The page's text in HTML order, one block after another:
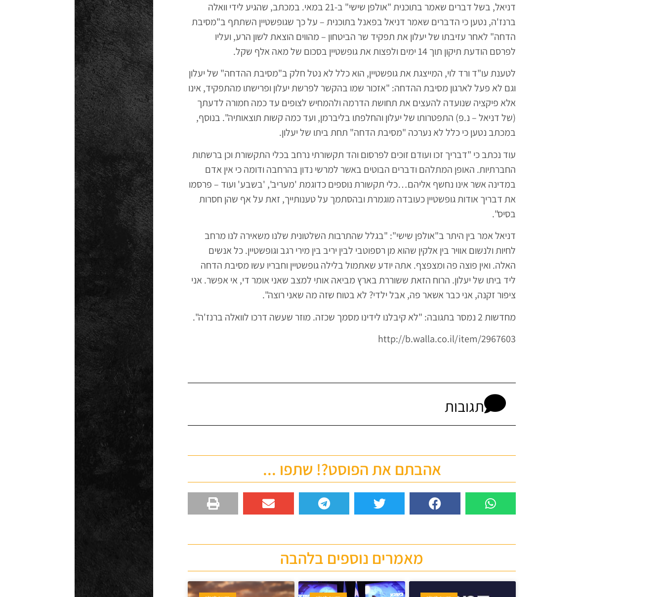
דניאל, בשל דברים שאמר בתוכנית "אולפן שישי" ב-21 במאי. במכתב, שהגיע לידי וואלה
ברנז'ה, נטען כי הדברים שאמר דניאל בפאנל בתוכנית – על כך שגופשטיין השתתף ב"מסיבת
הדחה" לאחר עזיבתו של יעלון את תפקיד שר הביטחון – מהווים הוצאת לשון הרע, ועליו
לפרסם הודעת תיקון תוך 14 ימים ולפצות את גופשטיין בסכום של מאה אלף שקל.
לטענת עו"ד ורד לוי, המייצגת את גופשטיין, הוא כלל לא נטל חלק ב"מסיבת ההדחה" של יעלון
וגם לא פעל לארגון מסיבת ההדחה: "אזכור שמו בהקשר לפרשת יעלון ופרישתו מהתפקיד, אינו
אלא פיקציה שנועדה להעצים את תחושת הדרמה ולהמחיש לצופים עד כמה חמורה לדעתך
(של דניאל – נ.פ) התפטרותו של יעלון והחלפתו בליברמן, ועד כמה קשות תוצאותיה". בנוסף,
במכתב נטען כי כלל לא נערכה "מסיבת הדחה" תחת ביתו של יעלון.
עוד נכתב כי "דבריך זכו ועודם זוכים לפרסום והד תקשורתי נרחב בכלי התקשורת וכן ברשתות
החברתיות. האופן המתלהם ודברים הבוטים באשר למרשי נדון בהרחבה ודומה כי אין אדם
במדינה אשר אינו נחשף אליהם…כלי תקשורת נוספים כדוגמת 'מעריב', 'בשבע' ועוד – פרסמו
את דבריך אודות גופשטיין כעובדה מוגמרת ובהסתמך על טענותייך, זאת על אף שהן חסרות
בסיס".
דניאל אמר בין היתר ב"אולפן שישי": "בגלל שהתרבות השלטונית שלנו משאירה לנו מרחב
לחיות ולנשום אוויר בין אלקין שהוא מן רספוטבי לבין יריב בין מירי רגב וגופשטיין. כל אנשים
האלה. ואין פוצה פה ומצפצף. אתה יודע שאתמול בלילה גופשטיין וחבריו עשו מסיבת הדחה
ליד ביתו של יעלון. הרוח הזאת ששוררת בארץ מביאה אותי למצב שאני אומר די, אי אפשר. אני
ציפור זקנה, אני כבר אשאר פה, אבל ילדי? לא בטוח שזה מה שאני רוצה".
מחדשות 2 נמסר בתגובה: "לא קיבלנו לידינו מסמך שכזה. מוזר שעשה דרכו לוואלה ברנז'ה".
http://b.walla.co.il/item/2967603
תגובות
אהבתם את הפוסט?! שתפו ...
מאמרים נוספים בלהבה